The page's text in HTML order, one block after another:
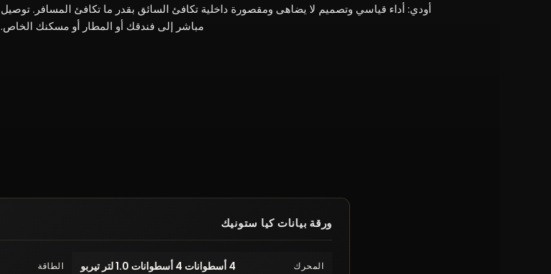
أودي: أداء قياسي وتصميم لا يضاهى ومقصورة داخلية تكافئ السائق بقدر ما تكافئ المسافر. توصيل
مباشر إلى فندقك أو المطار أو مسكنك الخاص.
ورقة بيانات كيا ستونيك
المحرك 4 أسطوانات 4 أسطوانات 1.0 لتر تيربو الطاقة